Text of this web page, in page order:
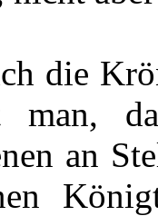
die
man,
an